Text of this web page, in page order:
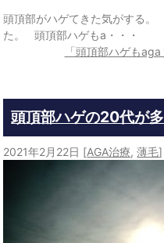
頭頂部がハゲてきた気がする
た。 頭頂部ハゲもa・・・
「頭頂部ハゲも
頭頂部ハゲの20代が
2021年2月22日 [AGA治療,薄毛]